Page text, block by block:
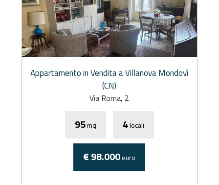
Appartamento in Vendita a Villanova Mondovì
(CN)
Via Roma, 2
95mq 4locali
€ 98.000euro